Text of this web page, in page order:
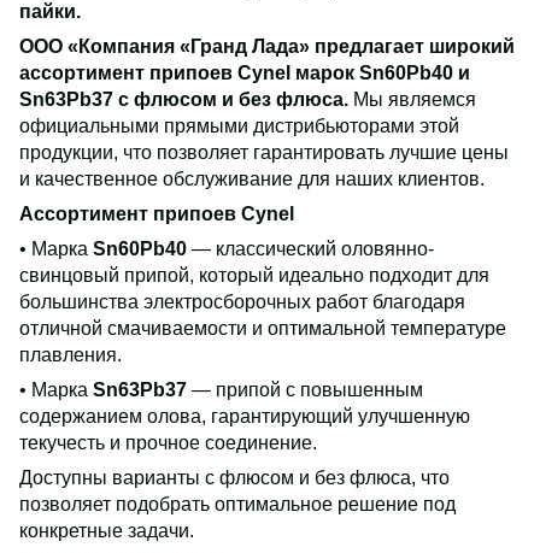
пайки.
ООО «Компания «Гранд Лада» предлагает широкий
ассортимент припоев Cynel марок Sn60Pb40 и
Sn63Pb37 с флюсом и без флюса. Мы являемся
официальными прямыми дистрибьюторами этой
продукции, что позволяет гарантировать лучшие цены
и качественное обслуживание для наших клиентов.
Ассортимент припоев Cynel
• Марка Sn60Pb40 — классический оловянно-
свинцовый припой, который идеально подходит для
большинства электросборочных работ благодаря
отличной смачиваемости и оптимальной температуре
плавления.
• Марка Sn63Pb37 — припой с повышенным
содержанием олова, гарантирующий улучшенную
текучесть и прочное соединение.
Доступны варианты с флюсом и без флюса, что
позволяет подобрать оптимальное решение под
конкретные задачи.